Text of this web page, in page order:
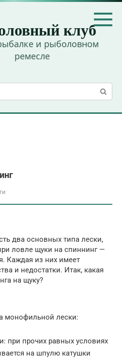
клуб
и рыболовном
ремесле
два основных типа лески,
ловле щуки на спиннинг —
Каждая из них имеет
и недостатки. Итак, какая
на щуку?
монофильной лески:
при прочих равных условиях
на шпулю катушки